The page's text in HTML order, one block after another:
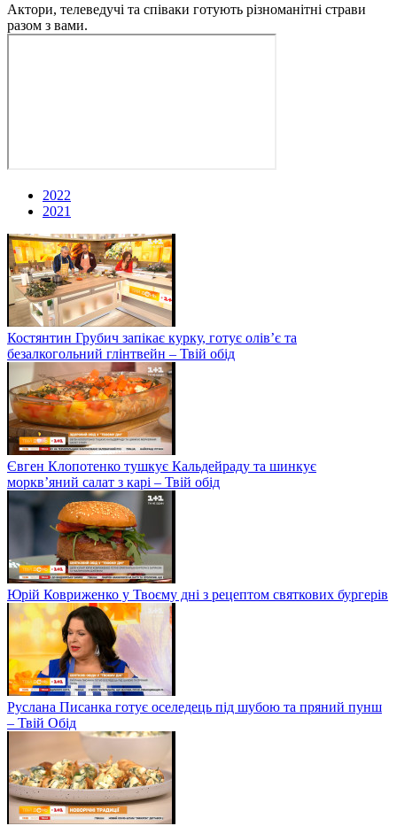
Актори, телеведучі та співаки готують різноманітні страви
разом з вами.
2022
2021
Костянтин Грубич запікає курку, готує олів’є та
безалкогольний глінтвейн – Твій обід
Євген Клопотенко тушкує Кальдейраду та шинкує
моркв’яний салат з карі – Твій обід
Юрій Ковриженко у Твоєму дні з рецептом святкових бургерів
Руслана Писанка готує оселедець під шубою та пряний пунш
– Твій Обід